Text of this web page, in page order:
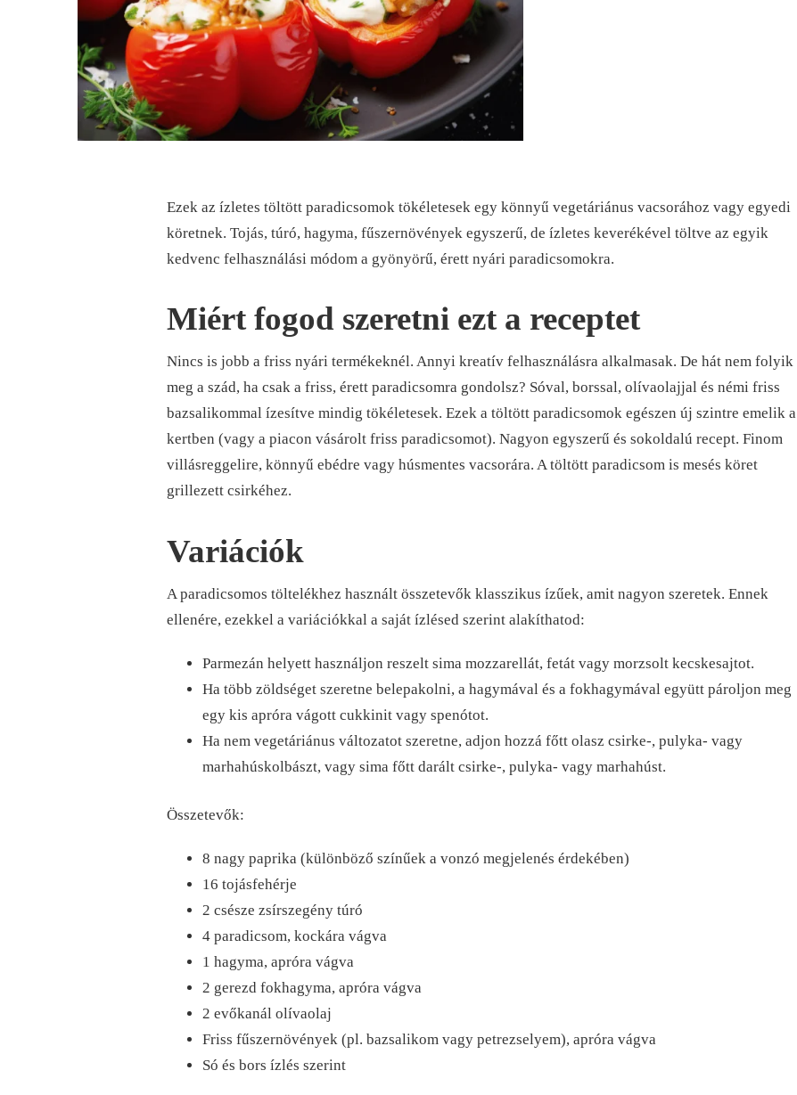
Ezek az ízletes töltött paradicsomok tökéletesek egy könnyű vegetáriánus vacsorához vagy egyedi
köretnek. Tojás, túró, hagyma, fűszernövények egyszerű, de ízletes keverékével töltve az egyik
kedvenc felhasználási módom a gyönyörű, érett nyári paradicsomokra.
Miért fogod szeretni ezt a receptet
Nincs is jobb a friss nyári termékeknél. Annyi kreatív felhasználásra alkalmasak. De hát nem folyik
meg a szád, ha csak a friss, érett paradicsomra gondolsz? Sóval, borssal, olívaolajjal és némi friss
bazsalikommal ízesítve mindig tökéletesek. Ezek a töltött paradicsomok egészen új szintre emelik a
kertben (vagy a piacon vásárolt friss paradicsomot). Nagyon egyszerű és sokoldalú recept. Finom
villásreggelire, könnyű ebédre vagy húsmentes vacsorára. A töltött paradicsom is mesés köret
grillezett csirkéhez.
Variációk
A paradicsomos töltelékhez használt összetevők klasszikus ízűek, amit nagyon szeretek. Ennek
ellenére, ezekkel a variációkkal a saját ízlésed szerint alakíthatod:
Parmezán helyett használjon reszelt sima mozzarellát, fetát vagy morzsolt kecskesajtot.
Ha több zöldséget szeretne belepakolni, a hagymával és a fokhagymával együtt pároljon meg
egy kis apróra vágott cukkinit vagy spenótot.
Ha nem vegetáriánus változatot szeretne, adjon hozzá főtt olasz csirke-, pulyka- vagy
marhahúskolbászt, vagy sima főtt darált csirke-, pulyka- vagy marhahúst.
Összetevők:
8 nagy paprika (különböző színűek a vonzó megjelenés érdekében)
16 tojásfehérje
2 csésze zsírszegény túró
4 paradicsom, kockára vágva
1 hagyma, apróra vágva
2 gerezd fokhagyma, apróra vágva
2 evőkanál olívaolaj
Friss fűszernövények (pl. bazsalikom vagy petrezselyem), apróra vágva
Só és bors ízlés szerint